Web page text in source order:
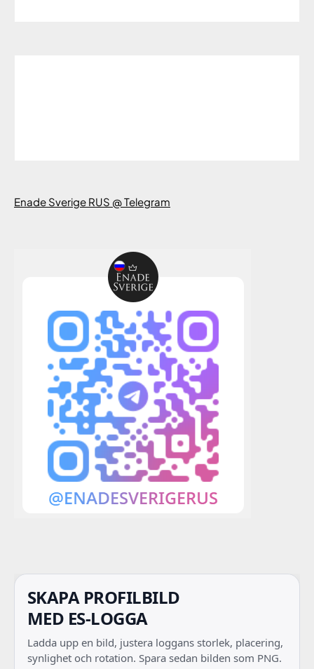
Enade Sverige RUS @ Telegram
SKAPA PROFILBILD
MED ES-LOGGA
Ladda upp en bild, justera loggans storlek, placering,
synlighet och rotation. Spara sedan bilden som PNG.